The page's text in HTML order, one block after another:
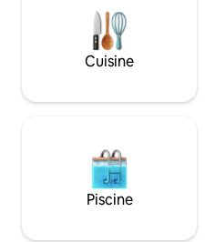
sont pas AUTORISÉS dans le
des serviettes, des oreillers,
des couvertures, car ils ne
nettoyer le logement avant
Cuisine
Piscine